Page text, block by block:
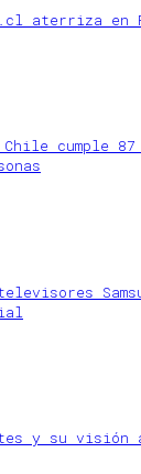
aterriza en
cumple
y su visión